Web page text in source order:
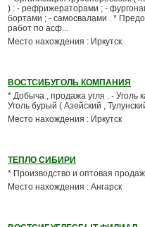
) : - рефрижераторами ; -
бортами ; - самосвалами . *
работ по асф...
Место нахождения : Иркутск
ВОСТСИБУГОЛЬ КОМПАНИЯ
* Добыча , продажа угля . - Уголь
Уголь бурый ( Азейский ,
Место нахождения : Иркутск
ТЕПЛО СИБИРИ
* Производство и оптовая
Место нахождения : Ангарск